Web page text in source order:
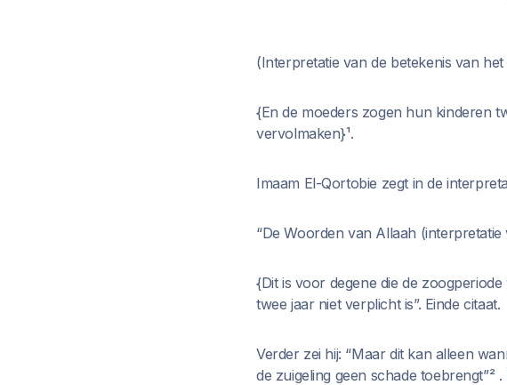
(Interpretatie van de betekenis van
{En de moeders zogen hun kinderen
vervolmaken}¹.
Imaam El-Qortobie zegt in de
“De Woorden van Allaah
{Dit is voor degene die de
twee jaar niet verplicht is”. Einde citaat.
Verder zei hij: “Maar dit kan alleen
de zuigeling geen schade toebrengt”² .